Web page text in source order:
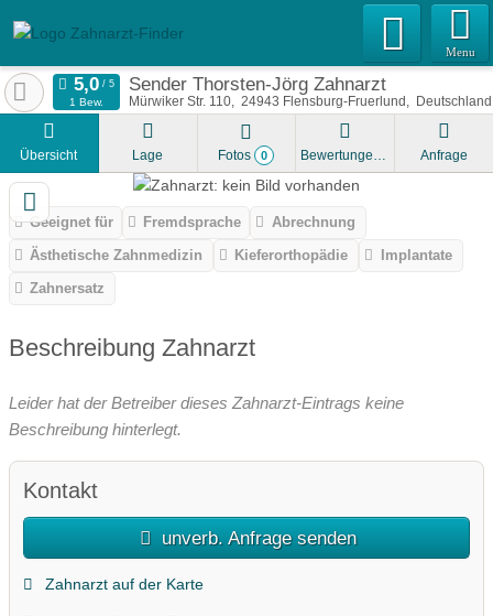
Menu
Sender Thorsten-Jörg Zahnarzt
Mürwiker Str. 110 24943 Flensburg-Fruerlund Deutschland
1 Bew.
Übersicht Lage Fotos 0 Bewertungen Anfrage
Geeignet für Fremdsprache
Abrechnung
Ästhetische Zahnmedizin
Kieferorthopädie
Implantate
Zahnersatz
Beschreibung Zahnarzt
Leider hat der Betreiber dieses Zahnarzt-Eintrags keine
Beschreibung hinterlegt.
Kontakt
unverb. Anfrage senden
Zahnarzt auf der Karte